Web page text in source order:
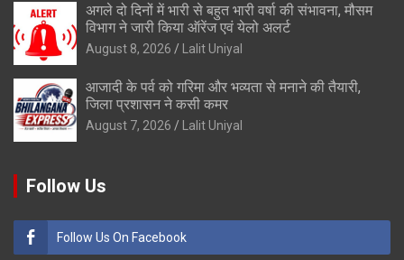
अगले दो दिनों में भारी से बहुत भारी वर्षा की संभावना, मौसम
विभाग ने जारी किया ऑरेंज एवं येलो अलर्ट
August 8, 2026 Lalit Uniyal
आजादी के पर्व को गरिमा और भव्यता से मनाने की तैयारी,
जिला प्रशासन ने कसी कमर
August 7, 2026 Lalit Uniyal
Follow Us
Follow Us On Facebook